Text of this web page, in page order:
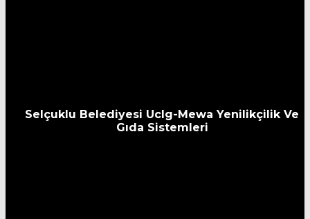
Selçuklu Belediyesi Uclg-Mewa Yenilikçilik Ve
Gıda Sistemleri